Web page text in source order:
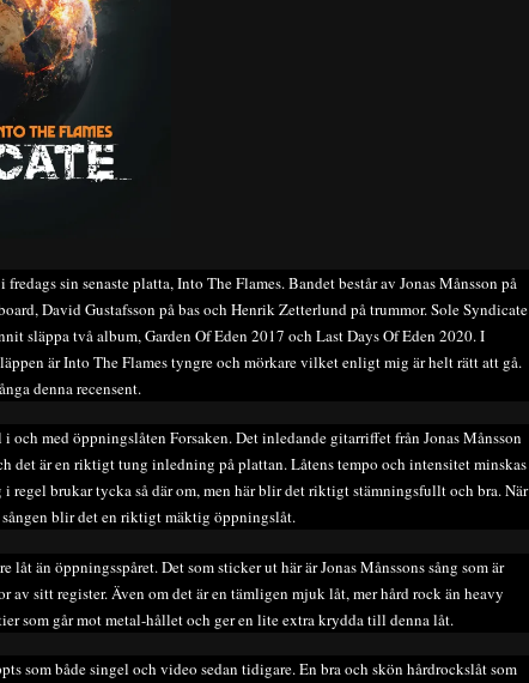
sin senaste platta, Into The Flames. Bandet består av Jonas Månsson på
David Gustafsson på bas och Henrik Zetterlund på trummor. Sole Syndicate
släppa två album, Garden Of Eden 2017 och Last Days Of Eden 2020. I
är Into The Flames tyngre och mörkare vilket enligt mig är helt rätt att gå.
denna recensent.
och med öppningslåten Forsaken. Det inledande gitarriffet från Jonas Månsson
det är en riktigt tung inledning på plattan. Låtens tempo och intensitet minskas
i regel brukar tycka så där om, men här blir det riktigt stämningsfullt och bra. När
blir det en riktigt mäktig öppningslåt.
låt än öppningsspåret. Det som sticker ut här är Jonas Månssons sång som är
sitt register. Även om det är en tämligen mjuk låt, mer hård rock än heavy
som går mot metal-hållet och ger en lite extra krydda till denna låt.
som både singel och video sedan tidigare. En bra och skön hårdrockslåt som